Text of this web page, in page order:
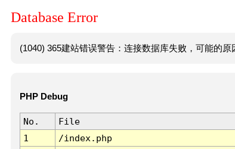
Database Error
(1040) 365建站错误警告：连接数据库失败，可能的
PHP Debug
No. File
1
/index.php